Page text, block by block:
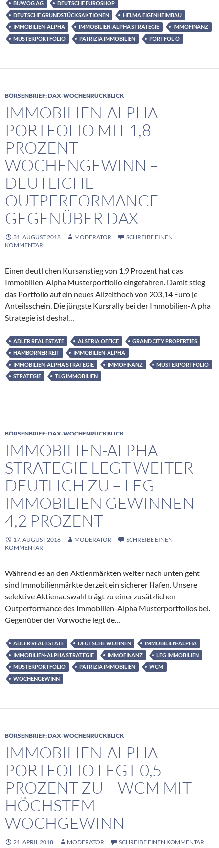
BUWOG AG
DEUTSCHE EUROSHOP
DEUTSCHE GRUNDSTÜCKSAKTIONEN
HELMA EIGENHEIMBAU
IMMOBILIEN-ALPHA
IMMOBILIEN-ALPHA STRATEGIE
IMMOFINANZ
MUSTERPORTFOLIO
PATRIZIA IMMOBILIEN PORTFOLIO
BÖRSENBRIEF: DAX-WOCHENRÜCKBLICK
IMMOBILIEN-ALPHA
PORTFOLIO MIT 1,8
PROZENT
WOCHENGEWINN –
DEUTLICHE
OUTPERFORMANCE
GEGENÜBER DAX
31. AUGUST 2018 MODERATOR
SCHREIBE EINEN
KOMMENTAR
Einen deutlichen Kursanstieg von 1,9 Prozent hat das
Immobilien-Alpha Musterportfolio eingefahren. Damit stieg
das Portfolio auf ein neues Allzeithoch von 203,14 Euro je
Anteilsschein. Die jüngste Kursrally bei der Immobilien-Alpha
Strategie ist deshal…
ADLER REAL ESTATE ALSTRIA OFFICE
GRAND CITY PROPERTIES
HAMBORNER REIT
IMMOBILIEN-ALPHA
IMMOBILIEN-ALPHA STRATEGIE
IMMOFINANZ
MUSTERPORTFOLIO
STRATEGIE
TLG IMMOBILIEN
BÖRSENBRIEF: DAX-WOCHENRÜCKBLICK
IMMOBILIEN-ALPHA
STRATEGIE LEGT WEITER
DEUTLICH ZU – LEG
IMMOBILIEN GEWINNEN
4,2 PROZENT
17. AUGUST 2018 MODERATOR
SCHREIBE EINEN
KOMMENTAR
Während es an den Aktienmärkten weiter nach unten geht
sind Immobilienmärkte derzeit ein sicherer Hafen. Unsere
selektive Aktienauswahl trägt zu einer zusätzlichen
Outperformance des Immobilien-Alpha Musterportfolios bei.
Gegenüber der Vorwoche legt de…
ADLER REAL ESTATE DEUTSCHE WOHNEN
IMMOBILIEN-ALPHA
IMMOBILIEN-ALPHA STRATEGIE
IMMOFINANZ
LEG IMMOBILIEN
MUSTERPORTFOLIO
PATRIZIA IMMOBILIEN
WCM
WOCHENGEWINN
BÖRSENBRIEF: DAX-WOCHENRÜCKBLICK
IMMOBILIEN-ALPHA
PORTFOLIO LEGT 0,5
PROZENT ZU – WCM MIT
HÖCHSTEM
WOCHGEWINN
21. APRIL 2018 MODERATOR SCHREIBE EINEN KOMMENTAR